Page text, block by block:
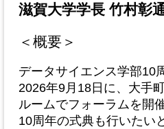
滋賀大学学長 竹村彰
＜概要＞
データサイエンス学部10
2026年9月18日に、大手
ルームでフォーラムを開
10周年の式典も行いたい